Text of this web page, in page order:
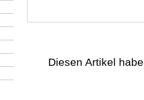
Diesen Artikel